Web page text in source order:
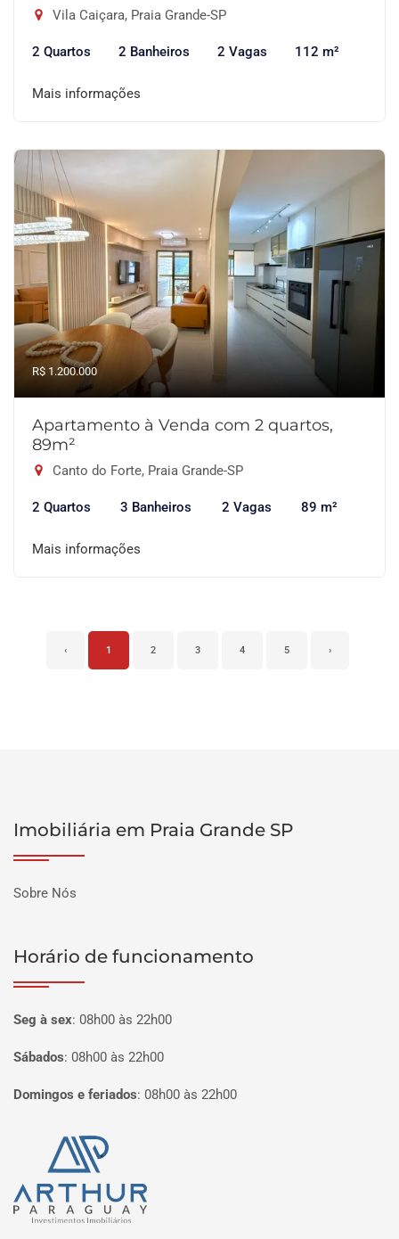
Vila Caiçara, Praia Grande-SP
2 Quartos 2 Banheiros 2 Vagas 112 m²
Mais informações
R$ 1.200.000
Apartamento à Venda com 2 quartos,
89m²
Canto do Forte, Praia Grande-SP
2 Quartos 3 Banheiros 2 Vagas 89 m²
Mais informações
‹ 1 2 3 4 5 ›
Imobiliária em Praia Grande SP
Sobre Nós
Horário de funcionamento
Seg à sex: 08h00 às 22h00
Sábados: 08h00 às 22h00
Domingos e feriados: 08h00 às 22h00
Página inicial